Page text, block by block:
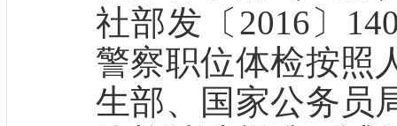
社部发〔2016〕
警察职位体检按照
生部、国家公务员